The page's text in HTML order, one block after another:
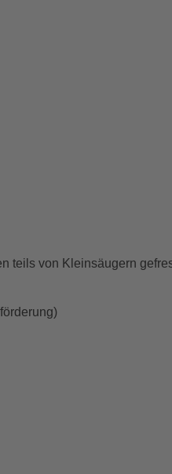
teils von Kleinsäugern